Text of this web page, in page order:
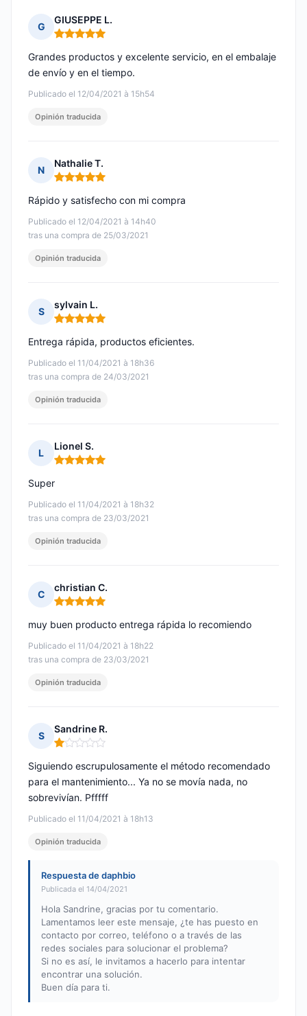
G
GIUSEPPE L.
Nota: 5 de 5
Publicado el 12/04/2021 à 15h54
Grandes productos y excelente servicio, en el embalaje
de envío y en el tiempo.
Opinión traducida
N
Nathalie T.
Nota: 5 de 5
Publicado el 12/04/2021 à 14h40
tras una compra de 25/03/2021
Rápido y satisfecho con mi compra
Opinión traducida
S
sylvain L.
Nota: 5 de 5
Publicado el 11/04/2021 à 18h36
tras una compra de 24/03/2021
Entrega rápida, productos eficientes.
Opinión traducida
L
Lionel S.
Nota: 5 de 5
Publicado el 11/04/2021 à 18h32
tras una compra de 23/03/2021
Super
Opinión traducida
C
christian C.
Nota: 5 de 5
Publicado el 11/04/2021 à 18h22
tras una compra de 23/03/2021
muy buen producto entrega rápida lo recomiendo
Opinión traducida
S
Sandrine R.
Nota: 1 de 5
Publicado el 11/04/2021 à 18h13
Siguiendo escrupulosamente el método recomendado
para el mantenimiento... Ya no se movía nada, no
sobrevivían. Pfffff
Opinión traducida
Respuesta de daphbio
Publicada el 14/04/2021
Hola Sandrine, gracias por tu comentario.
Lamentamos leer este mensaje, ¿te has puesto en
contacto por correo, teléfono o a través de las
redes sociales para solucionar el problema?
Si no es así, le invitamos a hacerlo para intentar
encontrar una solución.
Buen día para ti.